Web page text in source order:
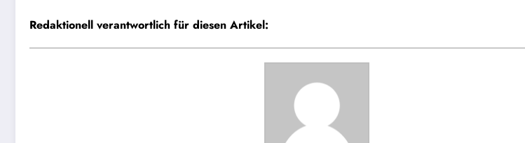
Redaktionell verantwortlich für diesen Artikel: